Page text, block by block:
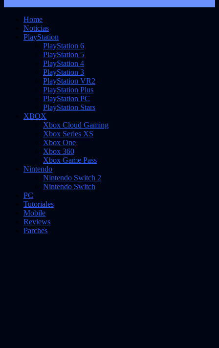
Home
Noticias
PlayStation
PlayStation 6
PlayStation 5
PlayStation 4
PlayStation 3
PlayStation VR2
PlayStation Plus
PlayStation PC
PlayStation Stars
XBOX
Xbox Cloud Gaming
Xbox Series XS
Xbox One
Xbox 360
Xbox Game Pass
Nintendo
Nintendo Switch 2
Nintendo Switch
PC
Tutoriales
Mobile
Reviews
Parches